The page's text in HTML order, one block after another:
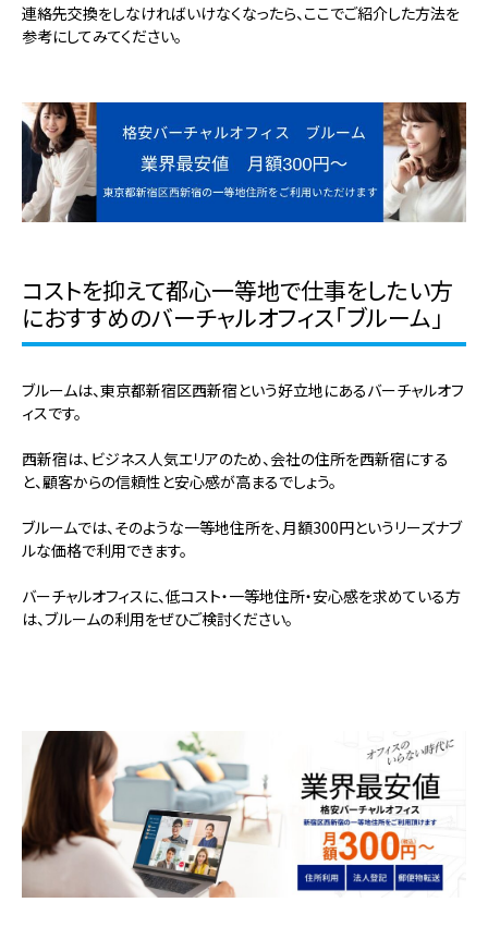
連絡先交換をしなければいけなくなったら、ここでご紹介した方法を
参考にしてみてください。
コストを抑えて都心一等地で仕事をしたい方
におすすめのバーチャルオフィス「ブルーム」
ブルームは、東京都新宿区西新宿という好立地にあるバーチャルオフ
ィスです。
西新宿は、ビジネス人気エリアのため、会社の住所を西新宿にする
と、顧客からの信頼性と安心感が高まるでしょう。
ブルームでは、そのような一等地住所を、月額300円というリーズナブ
ルな価格で利用できます。
バーチャルオフィスに、低コスト・一等地住所・安心感を求めている方
は、ブルームの利用をぜひご検討ください。